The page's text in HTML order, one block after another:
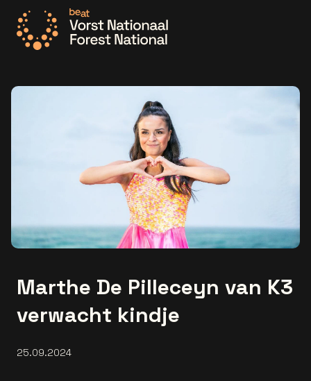
Marthe De Pilleceyn van K3
verwacht kindje
25.09.2024